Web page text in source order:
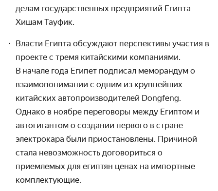
делам государ­ственных предприятий Египта
Хишам Тауфик.
Власти Египта обсуждают перспективы участия в
проекте с тремя китайскими компаниями.
В начале года Египет подписал меморандум о
взаимо­понимании с одним из крупнейших
китайских автопроиз­водителей Dongfeng.
Однако в ноябре переговоры между Египтом и
автогигантом о создании первого в стране
электрокара были приостанов­лены. Причиной
стала невозмож­ность договориться о
приемлемых для египтян ценах на импортные
комплектующие.